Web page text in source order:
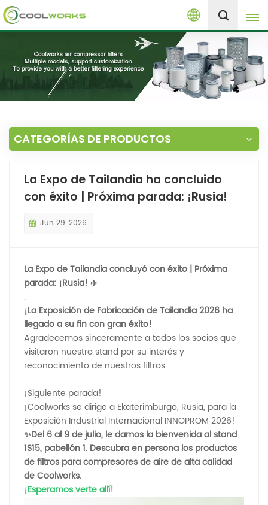
Español
English
español
العربية
русский
Melayu
+8613525046291
CATEGORÍAS DE PRODUCTOS
La Expo de Tailandia ha concluido
con éxito | Próxima parada: ¡Rusia!
Jun 29, 2026
La Expo de Tailandia concluyó con éxito | Próxima
parada: ¡Rusia! ✈️
.
¡La Exposición de Fabricación de Tailandia 2026 ha
llegado a su fin con gran éxito!
Agradecemos sinceramente a todos los socios que
visitaron nuestro stand por su interés y
reconocimiento de nuestros filtros.
.
¡Siguiente parada!
¡Coolworks se dirige a Ekaterimburgo, Rusia, para la
Exposición Industrial Internacional INNOPROM 2026!
✨Del 6 al 9 de julio, le damos la bienvenida al stand
1S15, pabellón 1. Descubra en persona los productos
de filtros para compresores de aire de alta calidad
de Coolworks.
¡Esperamos verte allí!